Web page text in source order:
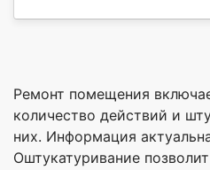
Ремонт помещения
количество действий и
них. Информация
Оштукатуривание